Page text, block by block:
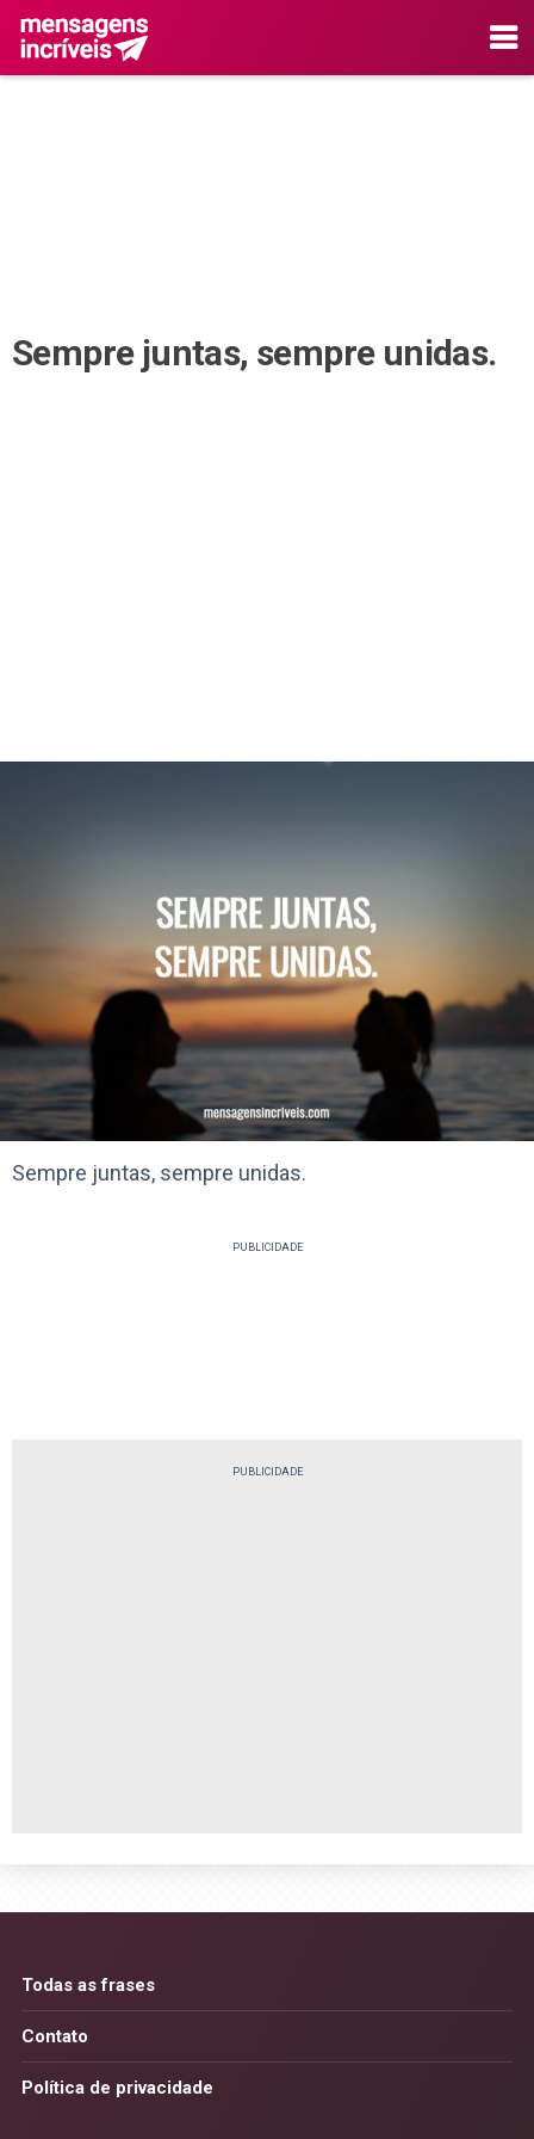
Sempre juntas, sempre unidas.
Sempre juntas, sempre unidas.
PUBLICIDADE
PUBLICIDADE
Todas as frases
Contato
Política de privacidade